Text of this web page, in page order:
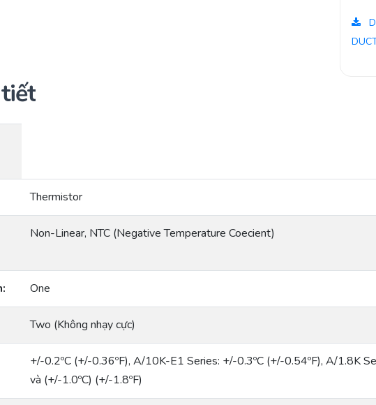
Thermistor
Non-Linear, NTC (Negative Temperature Coecient)
One
Two (Không nhạy cực)
+/-0.2ºC (+/-0.36ºF), A/10K-E1 Series: +/-0.3ºC (+/-0.54ºF), A/1.8K
và (+/-1.0ºC) (+/-1.8ºF)